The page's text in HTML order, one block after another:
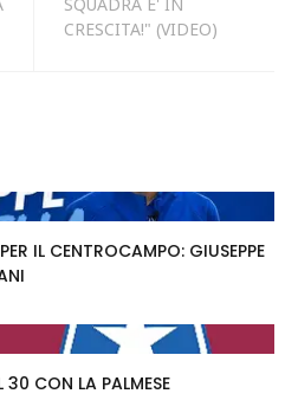
SQUADRA E' IN
CRESCITA!" (VIDEO)
IL CENTROCAMPO: GIUSEPPE
30 CON LA PALMESE